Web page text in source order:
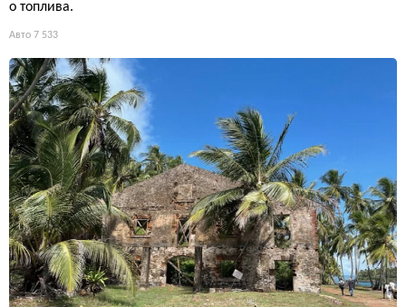
о топлива.
Авто 7 533